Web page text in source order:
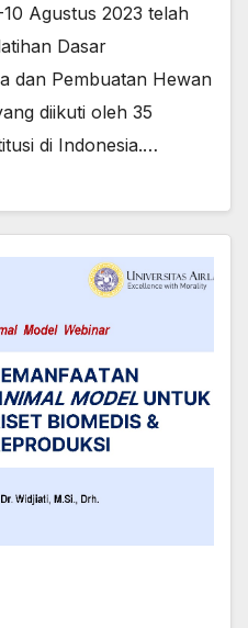
Agustus 2023 telah
Dasar
dan Pembuatan Hewan
diikuti oleh 35
di Indonesia.…